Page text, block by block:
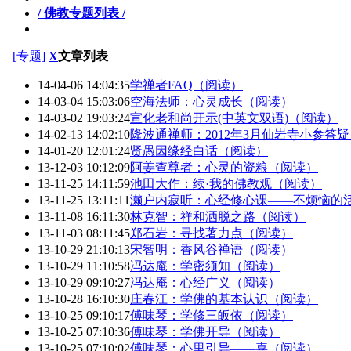
/ 佛教专题列表 /
[专题] X文章列表
14-04-06 14:04:35学禅者FAQ（阅读）
14-03-04 15:03:06空海法师：心灵成长（阅读）
14-03-02 19:03:24宣化老和尚开示(中英文双语)（阅读）
14-02-13 14:02:10隆波通禅师：2012年3月仙岩寺小参答疑
14-01-20 12:01:24贤愚因缘经白话（阅读）
13-12-03 10:12:09阿姜查尊者：心灵的资粮（阅读）
13-11-25 14:11:59池田大作：续·我的佛教观（阅读）
13-11-25 13:11:11濑户内寂听：心经修心课——不烦恼的
13-11-08 16:11:30林克智：祥和洒脱之路（阅读）
13-11-03 08:11:45郑石岩：寻找著力点（阅读）
13-10-29 21:10:13宋智明：香风谷禅语（阅读）
13-10-29 11:10:58冯达庵：学密须知（阅读）
13-10-29 09:10:27冯达庵：心经广义（阅读）
13-10-28 16:10:30庄春江：学佛的基本认识（阅读）
13-10-25 09:10:17傅味琴：学修三皈依（阅读）
13-10-25 07:10:36傅味琴：学佛开导（阅读）
13-10-25 07:10:02傅味琴：心里引导——喜（阅读）